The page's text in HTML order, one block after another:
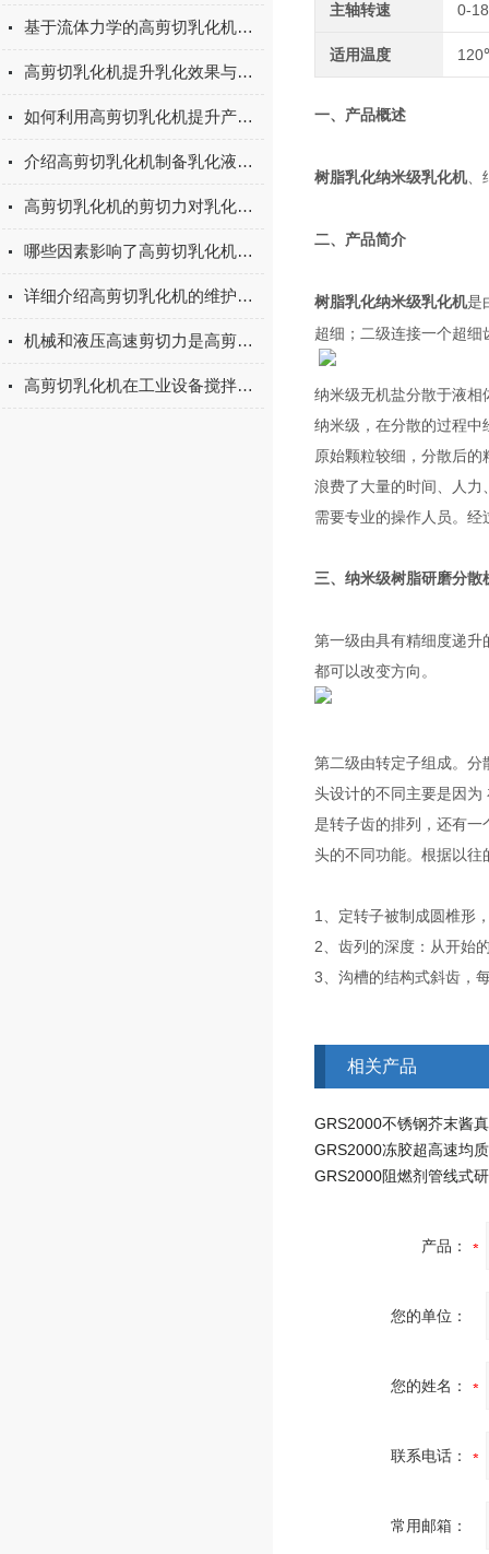
基于流体力学的高剪切乳化机设计与效率提升
高剪切乳化机提升乳化效果与产品质量
如何利用高剪切乳化机提升产品品质？
介绍高剪切乳化机制备乳化液的方法
高剪切乳化机的剪切力对乳化效果有哪些影响
哪些因素影响了高剪切乳化机的剪切细度
详细介绍高剪切乳化机的维护保养工作
机械和液压高速剪切力是高剪切乳化机工作的关键
高剪切乳化机在工业设备搅拌系统中有重要作用
主轴转速 0-
适用温度
一、产品概述
树脂乳化纳米级乳化机、
二、产品简介
树脂乳化纳米级乳化机是
超细；二级连接一个超
纳米级无机盐分散于液
纳米级，在分散的过程
原始颗粒较细，分散后
浪费了大量的时间、人
需要专业的操作人员。
三、纳米级树脂研磨分散
第一级由具有精细度递
都可以改变方向。
第二级由转定子组成。
头设计的不同主要是因
是转子齿的排列，还有
头的不同功能。根据以
1
、定转子被制成圆椎
2 、齿列的深度：从开
3 、沟槽的结构式斜齿，
相关产品
GRS2000冻胶超高速均
产品：
您的单位：
您的姓名：
联系电话：
常用邮箱：